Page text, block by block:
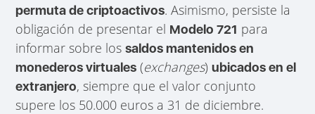
permuta de criptoactivos. Asimismo, persiste la
obligación de presentar el Modelo 721 para
informar sobre lossaldos mantenidos en
monederos virtuales (exchanges)ubicados en el
extranjero, siempre que el valor conjunto
supere los 50.000 euros a 31 de diciembre.